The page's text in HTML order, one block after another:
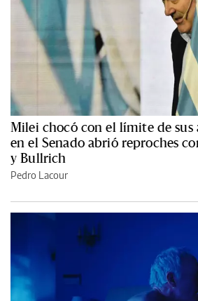
Milei chocó con el límite de sus
en el Senado abrió reproches
y Bullrich
Pedro Lacour